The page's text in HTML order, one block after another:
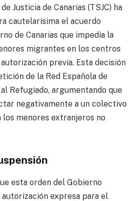
Justicia de Canarias (TSJC) ha
cautelarísima el acuerdo
de Canarias que impedía la
migrantes en los centros
previa. Esta decisión
de la Red Española de
Refugiado, argumentando que
negativamente a un colectivo
menores extranjeros no
esta orden del Gobierno
autorización expresa para el